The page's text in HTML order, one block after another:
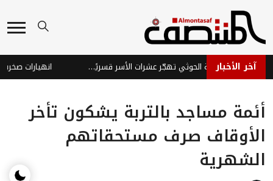
آخر الأخبار مكتب حكومي: عصابة الحوثي تهجّر عشرات الأسر قسريًا من جنوب الحديدة انهيارات
أئمة مساجد بالتربة يشكون تأخر
الأوقاف صرف مستحقاتهم
الشهرية